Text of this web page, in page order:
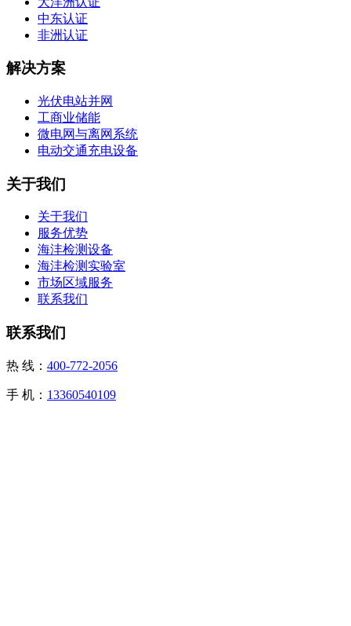
中东认证
非洲认证
解决方案
光伏电站并网
工商业储能
微电网与离网系统
电动交通充电设备
关于我们
关于我们
服务优势
海沣检测设备
海沣检测实验室
市场区域服务
联系我们
联系我们
热 线： 400-772-2056
手 机： 13360540109